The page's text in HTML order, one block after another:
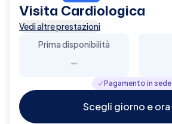
Visita Cardiologica
Vedi altre prestazioni
Prima disponibilità
-
Pagamento in sede
Scegli giorno e ora